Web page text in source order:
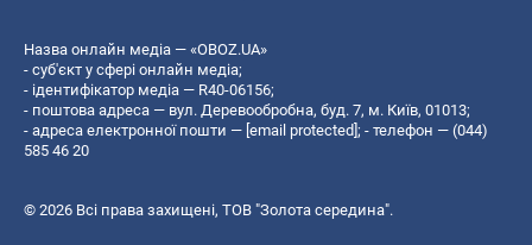
Назва онлайн медіа — «OBOZ.UA»
- суб'єкт у сфері онлайн медіа;
- ідентифікатор медіа — R40-06156;
- поштова адреса — вул. Деревообробна, буд. 7, м. Київ, 01013;
- адреса електронної пошти — [email protected]; - телефон — (044)
585 46 20
© 2026 Всі права захищені, ТОВ "Золота середина".